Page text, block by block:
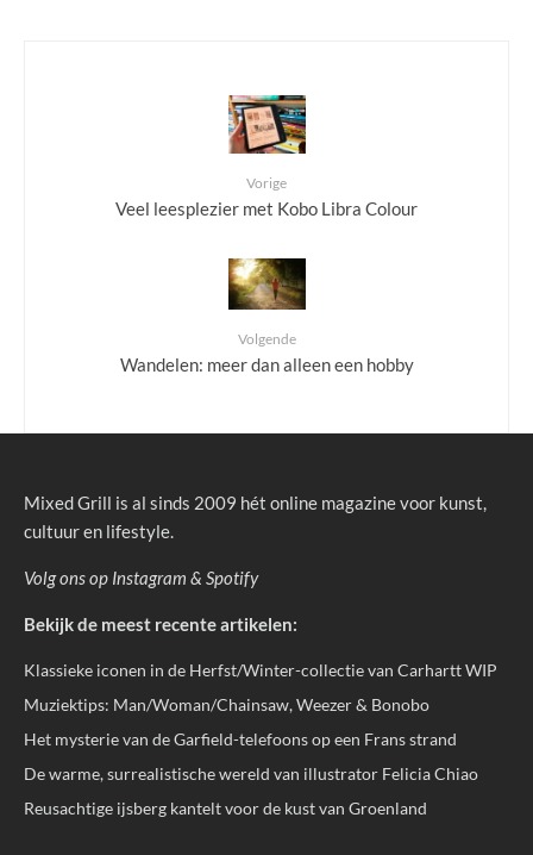
Vorige
Veel leesplezier met Kobo Libra Colour
Volgende
Wandelen: meer dan alleen een hobby
Mixed Grill is al sinds 2009 hét online magazine voor kunst,
cultuur en lifestyle.
Volg ons op Instagram & Spotify
Bekijk de meest recente artikelen:
Klassieke iconen in de Herfst/Winter-collectie van Carhartt WIP
Muziektips: Man/Woman/Chainsaw, Weezer & Bonobo
Het mysterie van de Garfield-telefoons op een Frans strand
De warme, surrealistische wereld van illustrator Felicia Chiao
Reusachtige ijsberg kantelt voor de kust van Groenland